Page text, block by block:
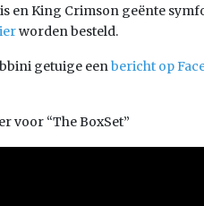
en King Crimson geënte
worden besteld.
getuige eenbericht op
voor “The BoxSet”